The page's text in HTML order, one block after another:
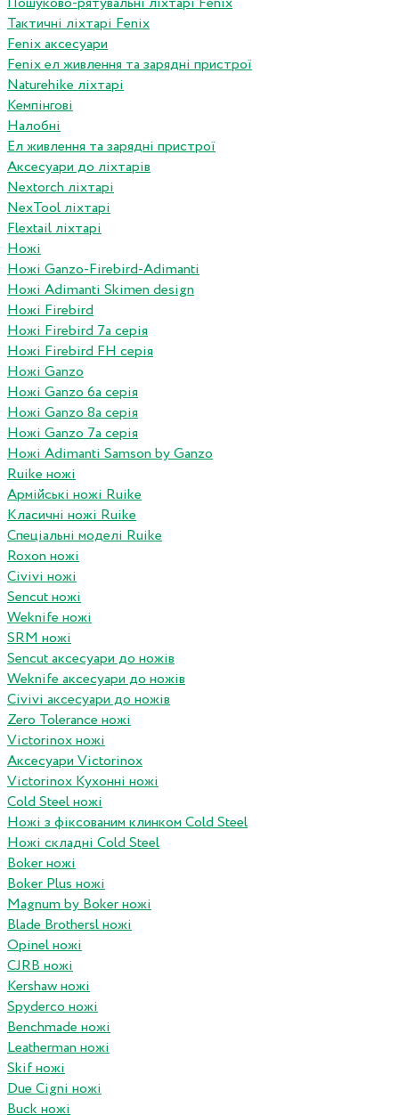
Тактичні ліхтарі Fenix
Fenix аксесуари
Fenix ел живлення та зарядні пристрої
Naturehike ліхтарі
Кемпінгові
Налобні
Ел живлення та зарядні пристрої
Аксесуари до ліхтарів
Nextorch ліхтарі
NexTool ліхтарі
Flextail ліхтарі
Ножі
Ножі Ganzo-Firebird-Adimanti
Ножі Adimanti Skimen design
Ножі Firebird
Ножі Firebird 7а серія
Ножі Firebird FH серія
Ножі Ganzo
Ножі Ganzo 6а серія
Ножі Ganzo 8а серія
Ножі Ganzo 7а серія
Ножі Adimanti Samson by Ganzo
Ruike ножі
Армійські ножі Ruike
Класичні ножі Ruike
Спеціальні моделі Ruike
Roxon ножi
Civivi ножі
Sencut ножі
Weknife ножі
SRM ножі
Sencut аксесуари до ножів
Weknife аксесуари до ножів
Civivi аксесуари до ножів
Zero Tolerance ножі
Victorinox ножі
Аксесуари Victorinox
Victorinox Кухонні ножі
Cold Steel ножі
Ножі з фіксованим клинком Cold Steel
Ножі складні Cold Steel
Boker ножі
Boker Plus ножі
Magnum by Boker ножі
Blade Brothersl ножі
Opinel ножі
CJRB ножі
Kershaw ножі
Spyderco ножі
Benchmade ножі
Leatherman ножі
Skif ножі
Due Cigni ножі
Buck ножі